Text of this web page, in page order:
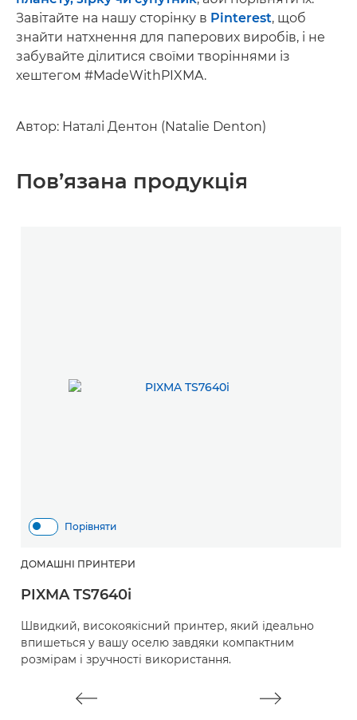
Завітайте на нашу сторінку в Pinterest, щоб
знайти натхнення для паперових виробів, і не
забувайте ділитися своїми творіннями із
хештегом #MadeWithPIXMA.
Автор: Наталі Дентон (Natalie Denton)
Пов’язана продукція
Порівняти
ДОМАШНІ ПРИНТЕРИ
PIXMA TS7640i
Швидкий, високоякісний принтер, який ідеально
впишеться у вашу оселю завдяки компактним
розмірам і зручності використання.